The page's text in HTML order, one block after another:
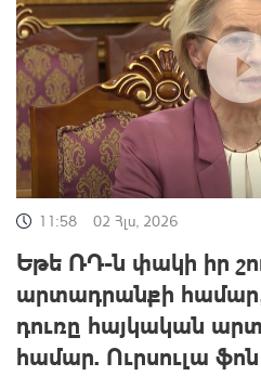
11:58 02 Հլս, 2026
Եթե ՌԴ-ն փակի իր
արտադրանքի
դուռը հայկական
համար. Ուրսուլա